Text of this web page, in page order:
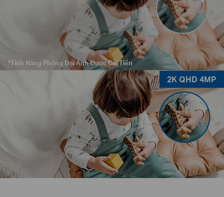
*Tính Năng Phóng Đại Ảnh Được Cải Tiến
2K QHD 4MP